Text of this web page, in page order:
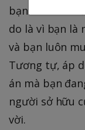
bạn có làm
do là vì bạn là
và bạn luôn
Tương tự, áp
án mà bạn
người sở hữu
vời.